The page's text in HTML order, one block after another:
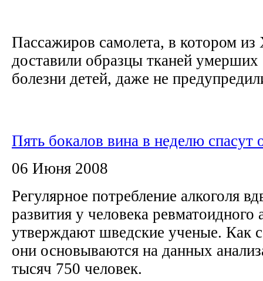
Пассажиров самолета, в котором
доставили образцы тканей умерших
болезни детей, даже не
Пять бокалов вина в неделю спасут
06 Июня 2008
Регулярное потребление алкоголя
развития у человека ревматоидного
утверждают шведские ученые. Как
они основываются на данных
тысяч 750 человек.